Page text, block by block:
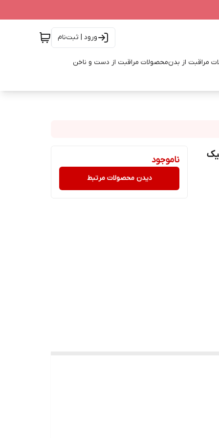
ورود | ثبت‌نام
مراقبت از بدنمحصولات مراقبت از دست و ناخن
ناموجود
دیدن محصولات مرتبط